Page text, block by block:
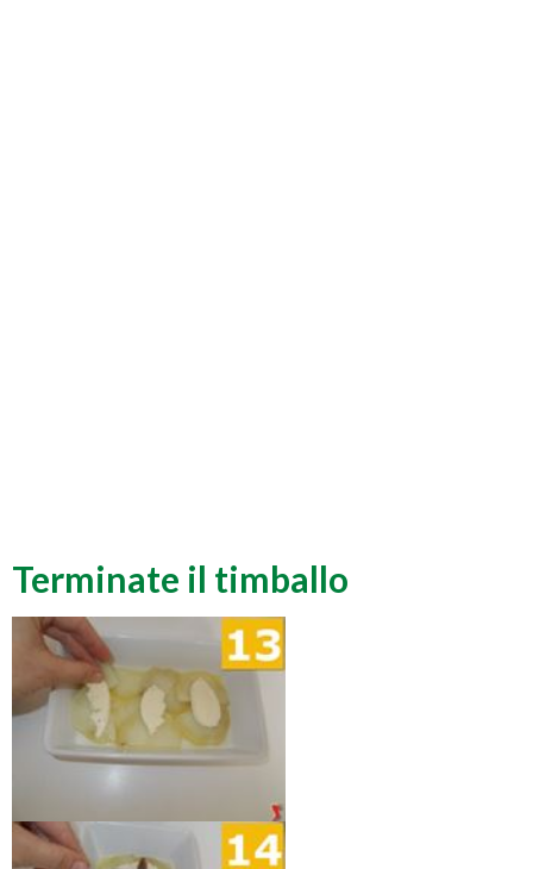
Terminate il timballo